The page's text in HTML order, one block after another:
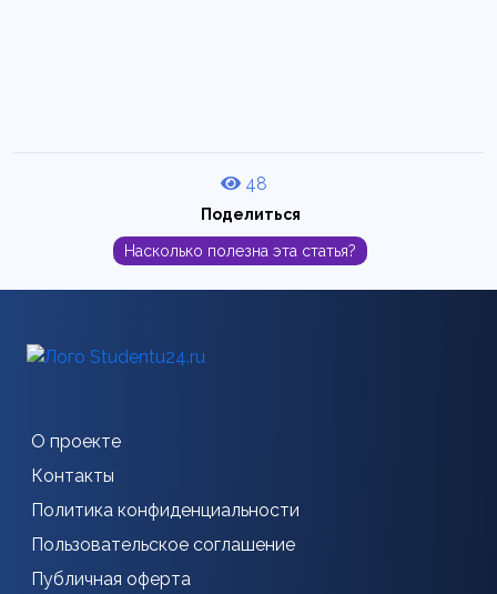
48
Поделиться
Насколько полезна эта статья?
О проекте
Контакты
Политика конфиденциальности
Пользовательское соглашение
Публичная оферта